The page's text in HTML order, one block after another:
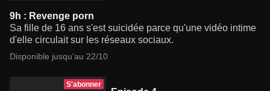
9h : Revenge porn
Sa fille de 16 ans s'est suicidée parce qu'une vidéo intime
d'elle circulait sur les réseaux sociaux.
Disponible jusqu'au 22/10
S'abonner